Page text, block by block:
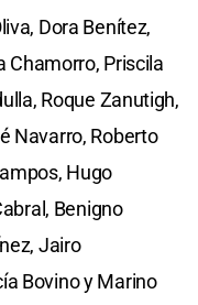
Dora Benítez,
Chamorro, Priscila
Roque Zanutigh,
Navarro, Roberto
Hugo
Benigno
Jairo
Bovino y Marino